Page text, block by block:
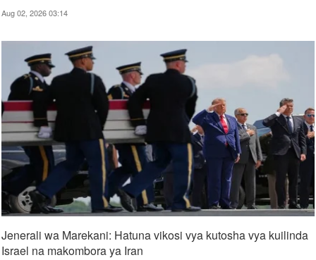
Aug 02, 2026 03:14
Jenerali wa Marekani: Hatuna vikosi vya kutosha vya kuilinda
Israel na makombora ya Iran